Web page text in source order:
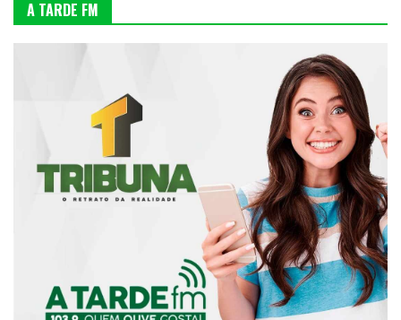
A TARDE FM